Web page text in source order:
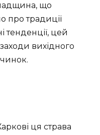
що
про традиції
тенденції, цей
вихідного
ця страва